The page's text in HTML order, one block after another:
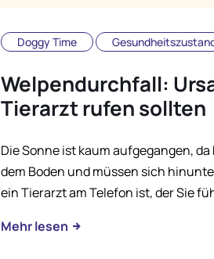
Doggy Time
Welpendurchfall:
Tierarzt rufen sollten
Die Sonne ist kaum aufgegangen,
dem Boden und müssen sich
ein Tierarzt am Telefon ist, der Sie
Mehr lesen